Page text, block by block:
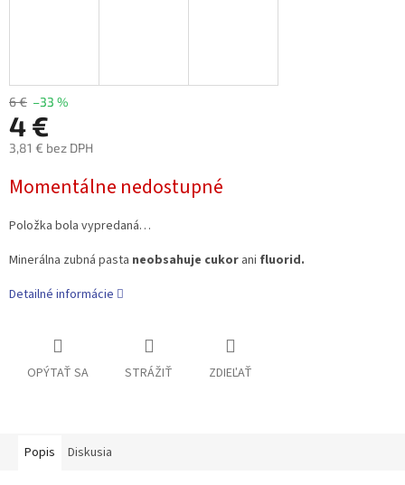
6 € –33 %
4 €
3,81 € bez DPH
cena:
Momentálne nedostupné
Položka bola vypredaná…
Minerálna zubná pasta neobsahuje cukor ani fluorid.
Detailné informácie
OPÝTAŤ SA STRÁŽIŤ ZDIEĽAŤ
Popis Diskusia